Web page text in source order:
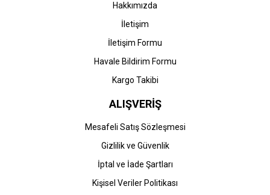
Hakkımızda
İletişim
İletişim Formu
Havale Bildirim Formu
Kargo Takibi
ALIŞVERİŞ
Mesafeli Satış Sözleşmesi
Gizlilik ve Güvenlik
İptal ve İade Şartları
Kişisel Veriler Politikası